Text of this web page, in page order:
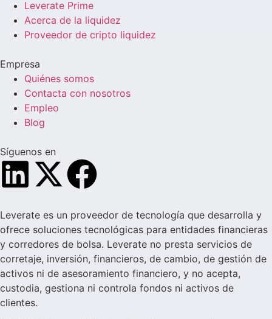
Leverate Prime
Acerca de la liquidez
Proveedor de cripto liquidez
Empresa
Quiénes somos
Contacta con nosotros
Empleo
Blog
Síguenos en
Leverate es un proveedor de tecnología que desarrolla y
ofrece soluciones tecnológicas para entidades financieras
y corredores de bolsa. Leverate no presta servicios de
corretaje, inversión, financieros, de cambio, de gestión de
activos ni de asesoramiento financiero, y no acepta,
custodia, gestiona ni controla fondos ni activos de
clientes.